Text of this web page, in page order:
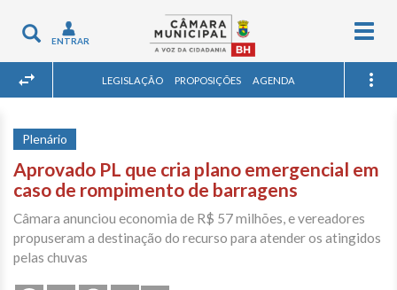
Toggle
navigation
ENTRAR
LEGISLAÇÃO PROPOSIÇÕES AGENDA
Plenário
Aprovado PL que cria plano emergencial em
caso de rompimento de barragens
Câmara anunciou economia de R$ 57 milhões, e vereadores
propuseram a destinação do recurso para atender os atingidos
pelas chuvas